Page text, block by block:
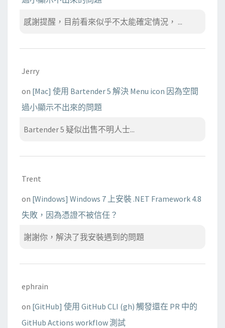
感謝提醒，目前看來似乎不太能確定情況， ...
Jerry
on [Mac] 使用 Bartender 5 解決 Menu icon 因為空間
過小顯示不出來的問題
Bartender 5 疑似出售不明人士...
Trent
on [Windows] Windows 7 上安裝 .NET Framework 4.8
失敗，因為憑證不被信任？
謝謝你，解決了我安裝遇到的問題
ephrain
on [GitHub] 使用 GitHub CLI (gh) 觸發還在 PR 中的
GitHub Actions workflow 測試